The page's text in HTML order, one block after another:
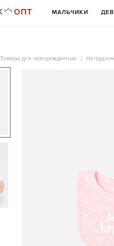
МАЛЬЧИКИ
Товары для новорожденных